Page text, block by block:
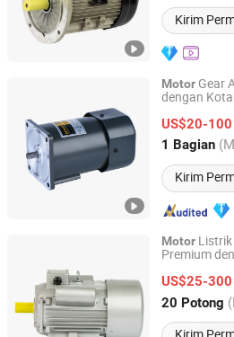
Kirim
Motor Gear
dengan
US$20-100
1 Bagian
Kirim
Taibang Motor Industry Group Co.,
Zhejiang, China
Motor
Premium
Pabrikan
US$25-300
20 Potong
Zhejiang Quanda Electric motor
Zhejiang, China